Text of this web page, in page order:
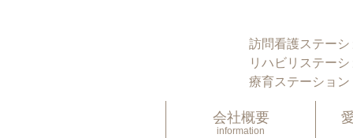
訪問看護ステー
リハビリステー
療育ステーション
会社概要
information